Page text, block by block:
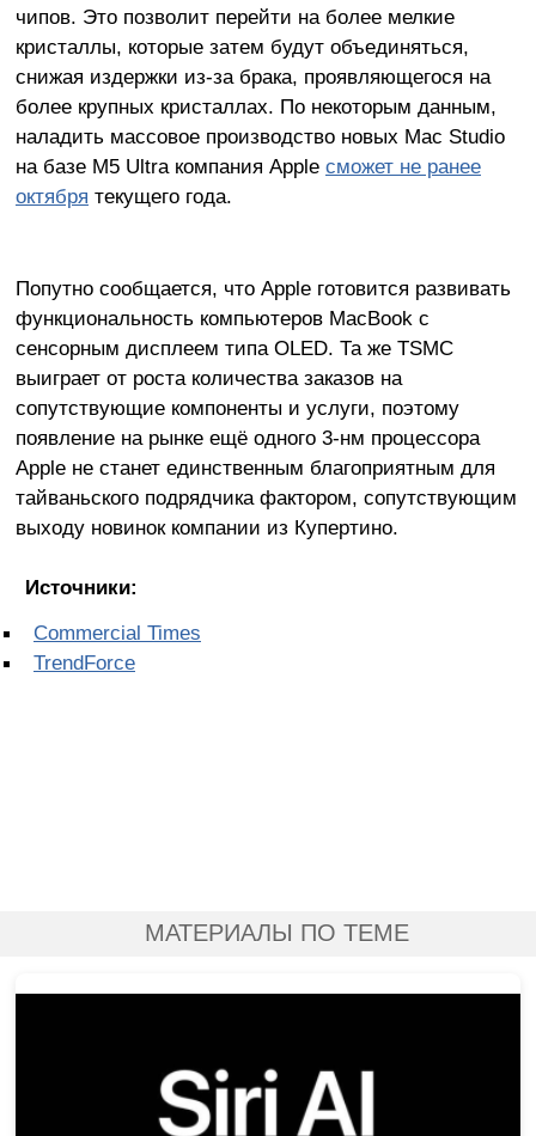
чипов. Это позволит перейти на более мелкие
кристаллы, которые затем будут объединяться,
снижая издержки из-за брака, проявляющегося на
более крупных кристаллах. По некоторым данным,
наладить массовое производство новых Mac Studio
на базе M5 Ultra компания Apple сможет не ранее
октября текущего года.
Попутно сообщается, что Apple готовится развивать
функциональность компьютеров MacBook с
сенсорным дисплеем типа OLED. Та же TSMC
выиграет от роста количества заказов на
сопутствующие компоненты и услуги, поэтому
появление на рынке ещё одного 3-нм процессора
Apple не станет единственным благоприятным для
тайваньского подрядчика фактором, сопутствующим
выходу новинок компании из Купертино.
Источники:
Commercial Times
TrendForce
МАТЕРИАЛЫ ПО ТЕМЕ